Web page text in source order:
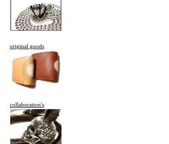
original goods
collaboration's